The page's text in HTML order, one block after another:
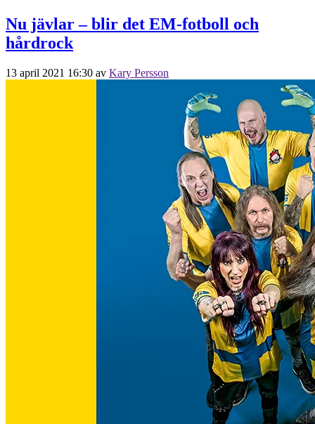
Nu jävlar – blir det EM-fotboll och
hårdrock
13 april 2021 16:30 av Kary Persson